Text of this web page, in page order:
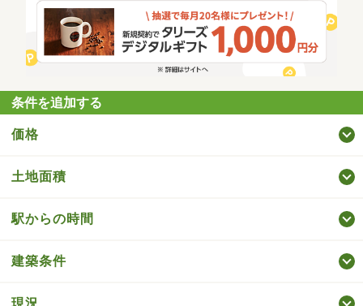
条件を追加する
価格
土地面積
駅からの時間
建築条件